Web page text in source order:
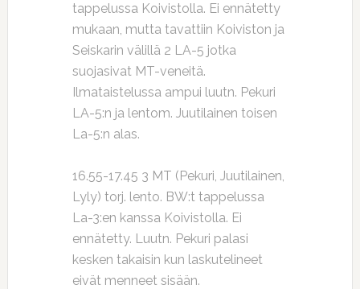
tappelussa Koivistolla. Ei ennätetty
mukaan, mutta tavattiin Koiviston ja
Seiskarin välillä 2 LA-5 jotka
suojasivat MT-veneitä.
Ilmataistelussa ampui luutn. Pekuri
LA-5:n ja lentom. Juutilainen toisen
La-5:n alas.
16.55-17.45 3 MT (Pekuri, Juutilainen,
Lyly) torj. lento. BW:t tappelussa
La-3:en kanssa Koivistolla. Ei
ennätetty. Luutn. Pekuri palasi
kesken takaisin kun laskutelineet
eivät menneet sisään.